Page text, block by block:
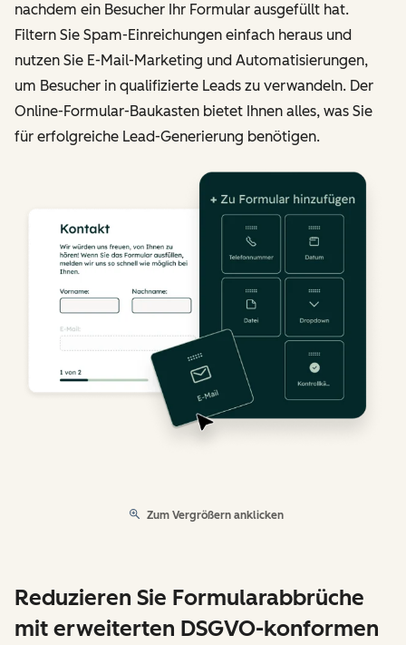
nachdem ein Besucher Ihr Formular ausgefüllt hat.
Filtern Sie Spam-Einreichungen einfach heraus und
nutzen Sie E-Mail-Marketing und Automatisierungen,
um Besucher in qualifizierte Leads zu verwandeln. Der
Online-Formular-Baukasten bietet Ihnen alles, was Sie
für erfolgreiche Lead-Generierung benötigen.
Zum Vergrößern anklicken
Reduzieren Sie Formularabbrüche
mit erweiterten DSGVO-konformen